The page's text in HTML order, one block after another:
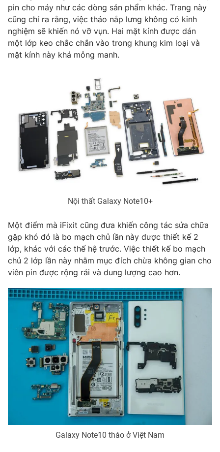
Nhân vật
Khán giả
Giải sao mai
Âm nhạc
Sao
Đời sống
Du lịch
Làm đẹp
Chất lượng cuộc sống
Giáo dục
Tuyển sinh
Công nghệ
Hitech Công nghệ tương lai
Thị trường
Tư vấn
Giao lưu trực tuyến
Lịch phát sóng
Chuyên mục khác
Emagazine Podcast
Infographic
Video Shorts video
VTV Money VTV Thể thao
VTV Sức khoẻ Bất động sản
Thị trường 24h Tấm lòng Việt
VTV4 Vươn mình bằng AI
VTV9 VTV8
Liên hệ tòa soạn English
pin cho máy như các dòng sản phẩm khác. Trang này
cũng chỉ ra rằng, việc tháo nắp lưng không có kinh
nghiệm sẽ khiến nó vỡ vụn. Hai mặt kính được dán
một lớp keo chắc chắn vào trong khung kim loại và
mặt kính này khá mỏng manh.
Nội thất Galaxy Note10+
Một điểm mà iFixit cũng đưa khiến công tác sửa chữa
gặp khó đó là bo mạch chủ lần này được thiết kế 2
lớp, khác với các thế hệ trước. Việc thiết kế bo mạch
chủ 2 lớp lần này nhằm mục đích chừa không gian cho
viên pin được rộng rải và dung lượng cao hơn.
Galaxy Note10 tháo ở Việt Nam